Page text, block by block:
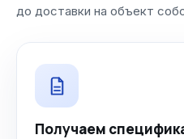
до доставки на объект
Получаем